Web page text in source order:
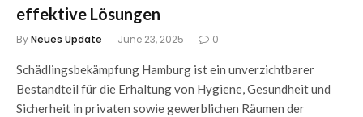
effektive Lösungen
ByNeues Update June 23, 2025 0
Schädlingsbekämpfung Hamburg ist ein unverzichtbarer
Bestandteil für die Erhaltung von Hygiene, Gesundheit und
Sicherheit in privaten sowie gewerblichen Räumen der